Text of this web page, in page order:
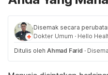
Disemak secara
Dokter Umum · Hello
Ditulis oleh Ahmad Farid ·